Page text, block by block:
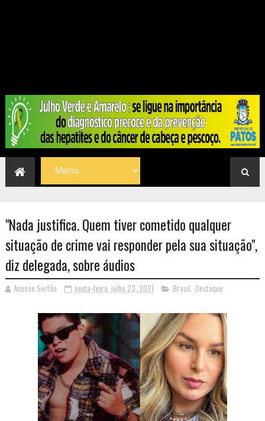
"Nada justifica. Quem tiver cometido qualquer
situação de crime vai responder pela sua situação",
diz delegada, sobre áudios
Acesse Sertão sexta-feira, julho 23, 2021 Brasil, Destaque